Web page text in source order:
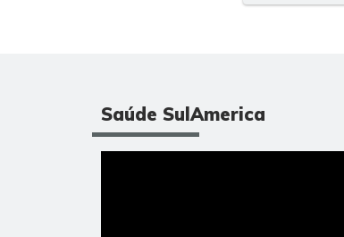
Saúde SulAmerica